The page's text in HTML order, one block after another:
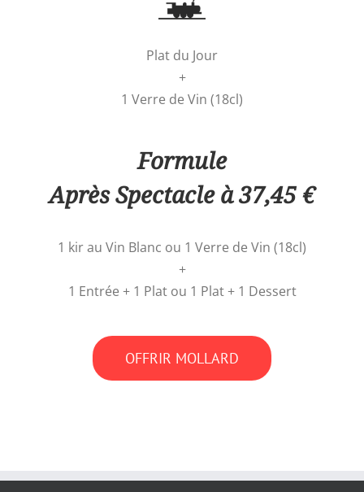
Plat du Jour
+
1 Verre de Vin (18cl)
Formule
Après Spectacle à 37,45 €
1 kir au Vin Blanc ou 1 Verre de Vin (18cl)
+
1 Entrée + 1 Plat ou 1 Plat + 1 Dessert
OFFRIR MOLLARD